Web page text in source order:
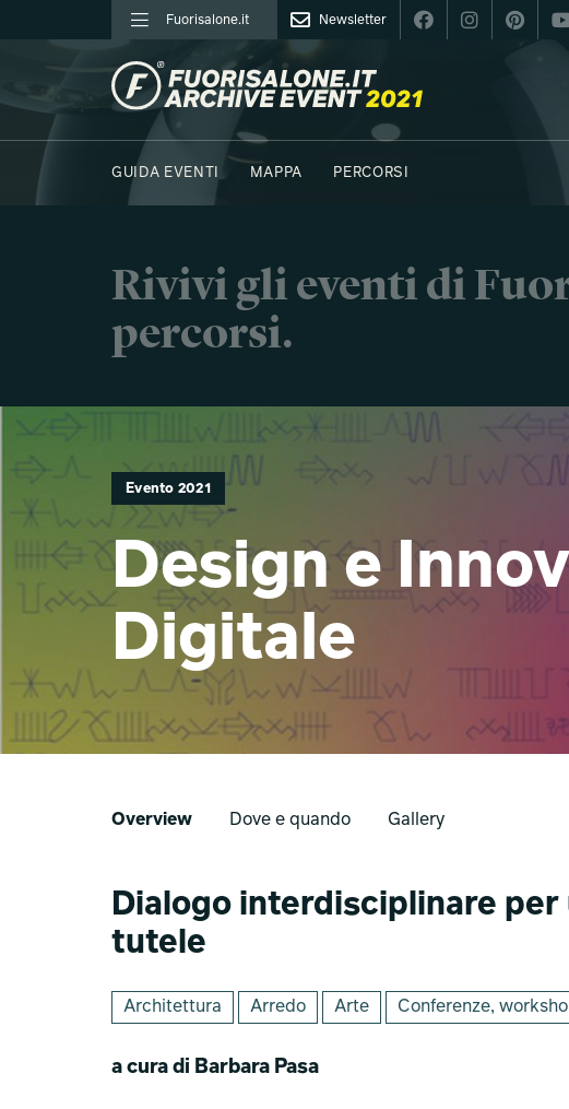
Fuorisalone.it Newsletter
FUORISALONE.IT
GUIDA EVENTI
MAPPA PERCORSI
Rivivi gli eventi di
percorsi.
Evento 2021
Design e
Digitale
Overview Dove e quando Gallery
Dialogo interdisciplinare
tutele
Architettura Arredo Arte Conferenze,
a cura di Barbara Pasa